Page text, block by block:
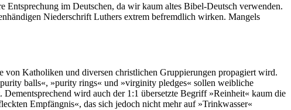
im Deutschen, da wir kaum altes Bibel-Deutsch verwenden.
Niederschrift Luthers extrem befremdlich wirken. Mangels
Katholiken und diversen christlichen Gruppierungen propagiert wird.
balls«, »purity rings« und »virginity pledges« sollen weibliche
wird auch der 1:1 übersetzte Begriff »Reinheit« kaum die
Empfängnis«, das sich jedoch nicht mehr auf »Trinkwasser«